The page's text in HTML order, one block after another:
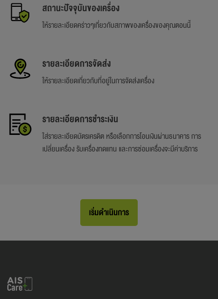
สถานะปัจจุบันของเครื่อง
ให้รายละเอียดคร่าวๆเกี่ยวกับสภาพของเครื่องของคุณตอนนี้
รายละเอียดการจัดส่ง
ให้รายละเอียดเกี่ยวกับที่อยู่ในการจัดส่งเครื่อง
รายละเอียดการชำระเงิน
ใส่รายละเอียดบัตรเครดิต หรือเลือกการโอนเงินผ่านธนาคาร การ
เปลี่ยนเครื่อง รับเครื่องทดแทน และการซ่อมเครื่องจะมีค่าบริการ
เริ่มดำเนินการ